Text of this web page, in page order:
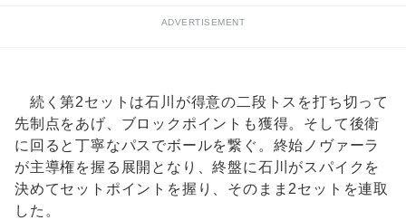
ADVERTISEMENT
続く第2セットは石川が得意の二段トスを打ち切って
先制点をあげ、ブロックポイントも獲得。そして後衛
に回ると丁寧なパスでボールを繋ぐ。終始ノヴァーラ
が主導権を握る展開となり、終盤に石川がスパイクを
決めてセットポイントを握り、そのまま2セットを連取
した。